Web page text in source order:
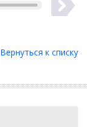
Вернуться к списку